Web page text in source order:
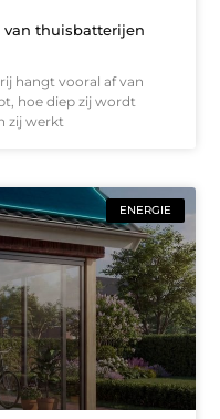
thuisbatterijen
hangt vooral af van
hoe diep zij wordt
zij werkt
ENERGIE